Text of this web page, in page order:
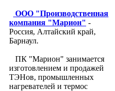
ООО "Производственная
компания "Марион" -
Россия, Алтайский край,
Барнаул.
ПК "Марион" занимается
изготовлением и продажей
ТЭНов, промышленных
нагревателей и термос